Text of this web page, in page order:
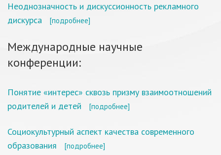
Неоднозначность и дискуссионность рекламного
дискурса
[подробнее]
Международные научные
конференции:
Понятие «интерес» сквозь призму взаимоотношений
родителей и детей
[подробнее]
Социокультурный аспект качества современного
образования
[подробнее]